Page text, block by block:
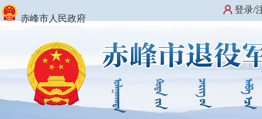
赤峰市人民政府
登录/